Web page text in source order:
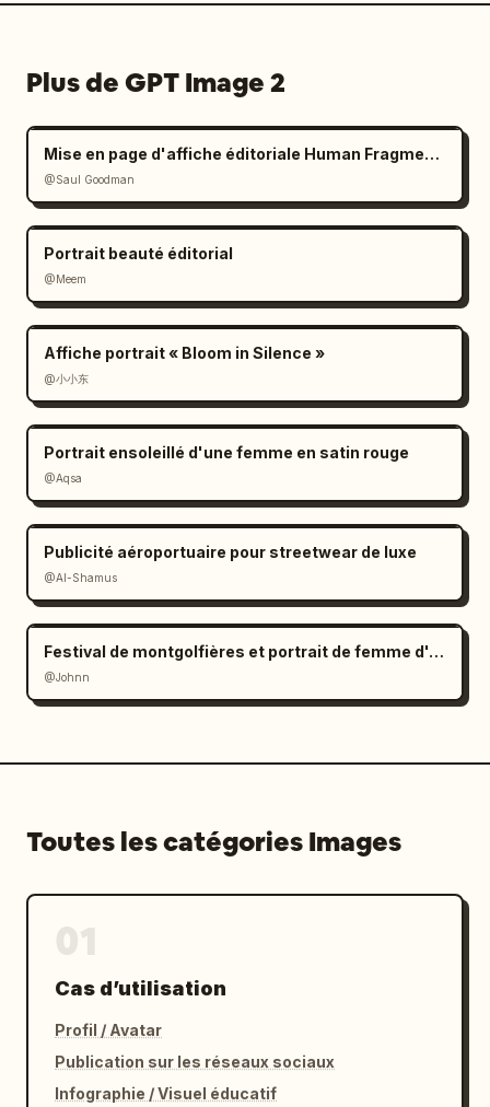
Plus de GPT Image 2
Mise en page d'affiche éditoriale Human Fragments
@Saul Goodman
Portrait beauté éditorial
@Meem
Affiche portrait « Bloom in Silence »
@小小东
Portrait ensoleillé d'une femme en satin rouge
@Aqsa
Publicité aéroportuaire pour streetwear de luxe
@Al-Shamus
Festival de montgolfières et portrait de femme d'Asie de l'Est
@Johnn
Toutes les catégories Images
Cas d’utilisation
Profil / Avatar
Publication sur les réseaux sociaux
Infographie / Visuel éducatif